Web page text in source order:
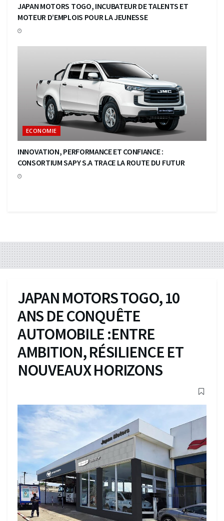
JAPAN MOTORS TOGO, INCUBATEUR DE TALENTS ET
MOTEUR D’EMPLOIS POUR LA JEUNESSE
ECONOMIE
INNOVATION, PERFORMANCE ET CONFIANCE :
CONSORTIUM SAPY S.A TRACE LA ROUTE DU FUTUR
JAPAN MOTORS TOGO, 10
ANS DE CONQUÊTE
AUTOMOBILE :ENTRE
AMBITION, RÉSILIENCE ET
NOUVEAUX HORIZONS